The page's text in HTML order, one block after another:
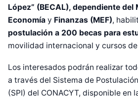
López” (BECAL), dependiente del
Economía y Finanzas (MEF),
postulación a 200 becas para
movilidad internacional y cursos
Los interesados podrán realizar
a través del Sistema de
(SPI) del CONACYT, disponible en